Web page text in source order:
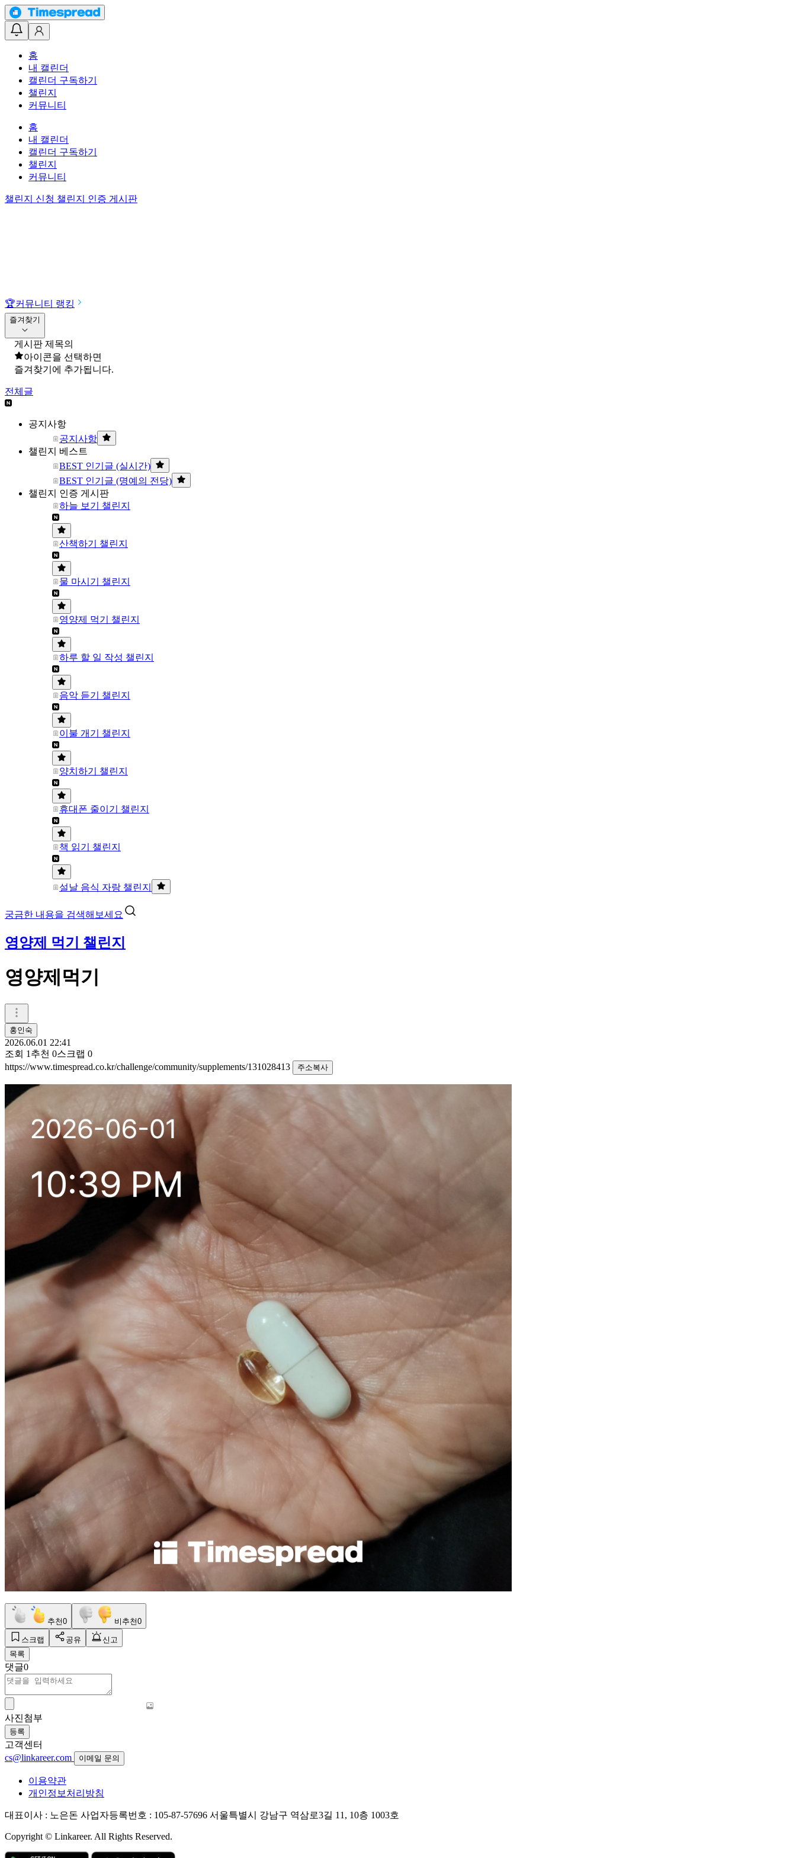
홈
내 캘린더
캘린더 구독하기
챌린지
커뮤니티
홈
내 캘린더
캘린더 구독하기
챌린지
커뮤니티
챌린지 신청 챌린지 인증 게시판
🏆커뮤니티 랭킹
즐겨찾기
게시판 제목의
아이콘을 선택하면
즐겨찾기에 추가됩니다.
전체글
공지사항
공지사항
챌린지 베스트
BEST 인기글 (실시간)
BEST 인기글 (명예의 전당)
챌린지 인증 게시판
하늘 보기 챌린지
산책하기 챌린지
물 마시기 챌린지
영양제 먹기 챌린지
하루 할 일 작성 챌린지
음악 듣기 챌린지
이불 개기 챌린지
양치하기 챌린지
휴대폰 줄이기 챌린지
책 읽기 챌린지
설날 음식 자랑 챌린지
궁금한 내용을 검색해보세요
영양제 먹기 챌린지
영양제먹기
홍인숙
2026.06.01 22:41
조회 1 추천 0스크랩 0
https://www.timespread.co.kr/challenge/community/supplements/131028413
주소복사
추천0 비추천0
스크랩 공유
신고
목록
댓글0
사진첨부
등록
고객센터
cs@linkareer.com
이메일 문의
이용약관
개인정보처리방침
대표이사 : 노은돈 사업자등록번호 : 105-87-57696 서울특별시 강남구 역삼로3길 11, 10층 1003호
Copyright © Linkareer. All Rights Reserved.